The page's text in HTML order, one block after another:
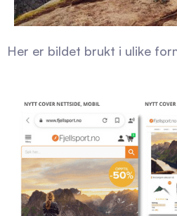
Her er bildet brukt i ulike